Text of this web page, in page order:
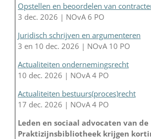
Opstellen en beoordelen van
3 dec. 2026 | NOvA 6 PO
Juridisch schrijven en argumenteren
3 en 10 dec. 2026 | NOvA 10 PO
Actualiteiten ondernemingsrecht
10 dec. 2026 | NOvA 4 PO
Actualiteiten bestuurs(proces)recht
17 dec. 2026 | NOvA 4 PO
Leden en sociaal advocaten van de
Praktizijnsbibliotheek krijgen